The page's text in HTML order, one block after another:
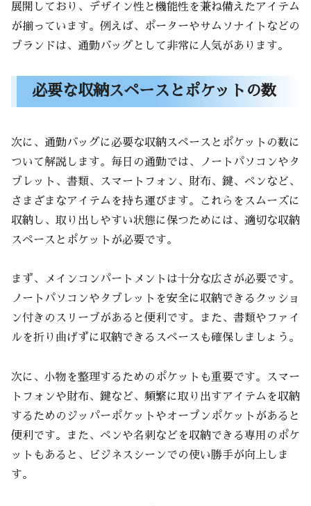
展開しており、デザイン性と機能性を兼ね備えたアイテム
が揃っています。例えば、ポーターやサムソナイトなどの
ブランドは、通勤バッグとして非常に人気があります。
必要な収納スペースとポケットの数
次に、通勤バッグに必要な収納スペースとポケットの数に
ついて解説します。毎日の通勤では、ノートパソコンやタ
ブレット、書類、スマートフォン、財布、鍵、ペンなど、
さまざまなアイテムを持ち運びます。これらをスムーズに
収納し、取り出しやすい状態に保つためには、適切な収納
スペースとポケットが必要です。
まず、メインコンパートメントは十分な広さが必要です。
ノートパソコンやタブレットを安全に収納できるクッショ
ン付きのスリーブがあると便利です。また、書類やファイ
ルを折り曲げずに収納できるスペースも確保しましょう。
次に、小物を整理するためのポケットも重要です。スマー
トフォンや財布、鍵など、頻繁に取り出すアイテムを収納
するためのジッパーポケットやオープンポケットがあると
便利です。また、ペンや名刺などを収納できる専用のポケ
ットもあると、ビジネスシーンでの使い勝手が向上しま
す。